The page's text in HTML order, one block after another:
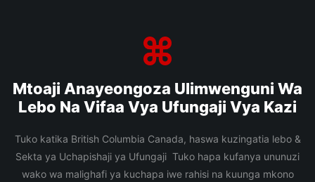
Mtoaji Anayeongoza Ulimwenguni Wa
Lebo Na Vifaa Vya Ufungaji Vya Kazi
Tuko katika British Columbia Canada, haswa kuzingatia lebo &
Sekta ya Uchapishaji ya Ufungaji Tuko hapa kufanya ununuzi
wako wa malighafi ya kuchapa iwe rahisi na kuunga mkono